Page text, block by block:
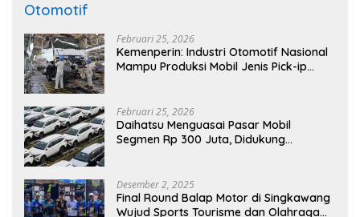
Otomotif
Februari 25, 2026
Kemenperin: Industri Otomotif Nasional
Mampu Produksi Mobil Jenis Pick-ip
Februari 25, 2026
Daihatsu Menguasai Pasar Mobil
Segmen Rp 300 Juta, Didukung
Desember 2, 2025
Final Round Balap Motor di Singkawang
Wujud Sports Tourisme dan Olahraga